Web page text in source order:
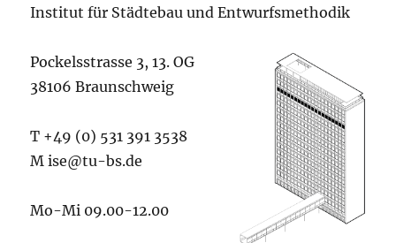
Institut für Städtebau und Entwurfsmethodik
Pockelsstrasse 3, 13. OG
38106 Braunschweig
T +49 (0) 531 391 3538
M ise@tu-bs.de
Mo-Mi 09.00-12.00